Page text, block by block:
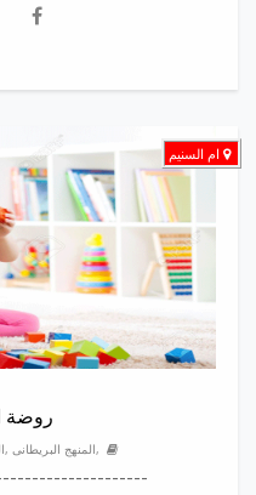
ام السنيم
روضة
,المنهج البريطانى